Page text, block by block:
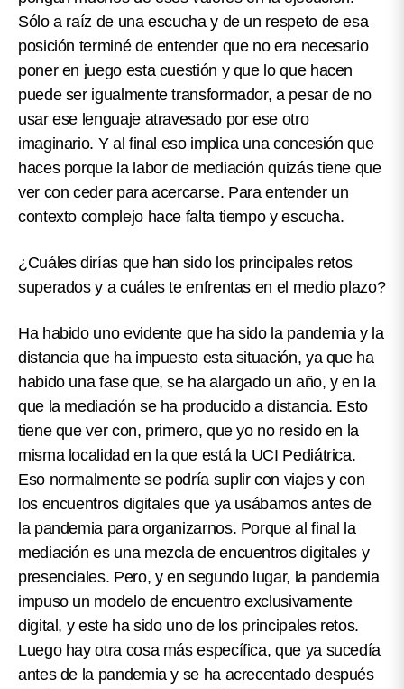
Sólo a raíz de una escucha y de un respeto de esa
posición terminé de entender que no era necesario
poner en juego esta cuestión y que lo que hacen
puede ser igualmente transformador, a pesar de no
usar ese lenguaje atravesado por ese otro
imaginario. Y al final eso implica una concesión que
haces porque la labor de mediación quizás tiene que
ver con ceder para acercarse. Para entender un
contexto complejo hace falta tiempo y escucha.
¿Cuáles dirías que han sido los principales retos
superados y a cuáles te enfrentas en el medio plazo?
Ha habido uno evidente que ha sido la pandemia y la
distancia que ha impuesto esta situación, ya que ha
habido una fase que, se ha alargado un año, y en la
que la mediación se ha producido a distancia. Esto
tiene que ver con, primero, que yo no resido en la
misma localidad en la que está la UCI Pediátrica.
Eso normalmente se podría suplir con viajes y con
los encuentros digitales que ya usábamos antes de
la pandemia para organizarnos. Porque al final la
mediación es una mezcla de encuentros digitales y
presenciales. Pero, y en segundo lugar, la pandemia
impuso un modelo de encuentro exclusivamente
digital, y este ha sido uno de los principales retos.
Luego hay otra cosa más específica, que ya sucedía
antes de la pandemia y se ha acrecentado después